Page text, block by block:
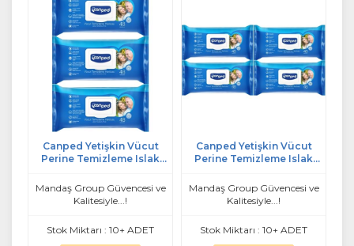
Canped Yetişkin Vücut
Perine Temizleme Islak
(3 Lü Set) Plastik Kapaklı
Mandaş Group Güvencesi ve
Kalitesiyle...!
Stok Miktarı : 10+ ADET
Canped Yetişkin Vücut
Perine Temizleme Islak
(4 Lü Set) Plastik Kapaklı
Mandaş Group Güvencesi ve
Kalitesiyle...!
Stok Miktarı : 10+ ADET